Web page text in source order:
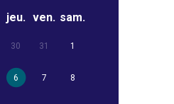
jeu. ven. sam.
30 31 1
6 7 8